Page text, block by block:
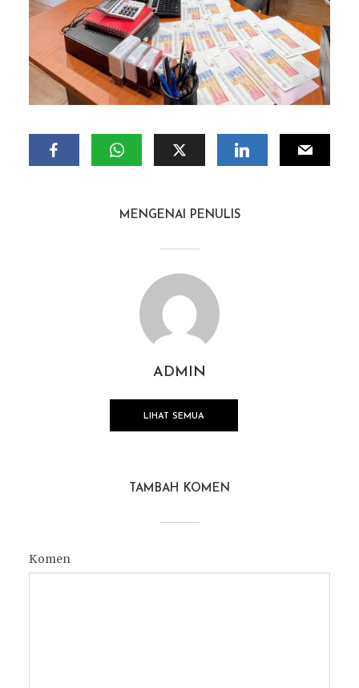
MENGENAI PENULIS
ADMIN
LIHAT SEMUA
TAMBAH KOMEN
Komen